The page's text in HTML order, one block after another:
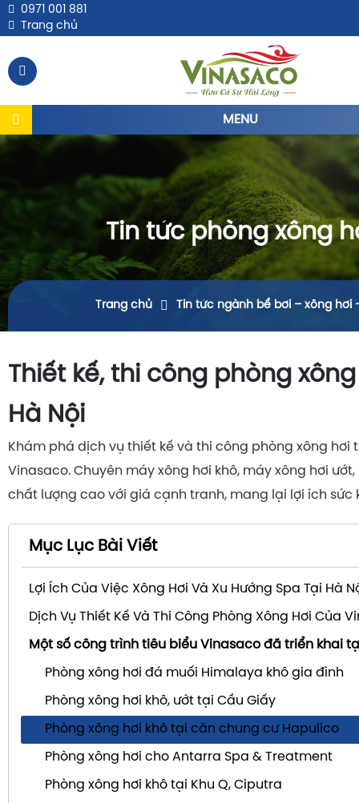
0971 001 881
Trang chủ
MENU
Tin tức phòng xông
Trang chủ Tin tức ngành bể bơi – xông hơi
Thiết kế, thi công phòng
Hà Nội
Khám phá dịch vụ thiết kế và thi công phòng xông hơi
Vinasaco. Chuyên máy xông hơi khô, máy xông hơi
chất lượng cao với giá cạnh tranh, mang lại lợi ích sức
Mục Lục Bài Viết
Lợi Ích Của Việc Xông Hơi Và Xu Hướng Spa Tại Hà
Dịch Vụ Thiết Kế Và Thi Công Phòng Xông Hơi Của
Một số công trình tiêu biểu Vinasaco đã triển khai
Phòng xông hơi đá muối Himalaya khô gia đình
Phòng xông hơi khô, ướt tại Cầu Giấy
Phòng xông hơi khô tại căn chung cư Hapulico
Phòng xông hơi cho Antarra Spa & Treatment
Phòng xông hơi khô tại Khu Q, Ciputra